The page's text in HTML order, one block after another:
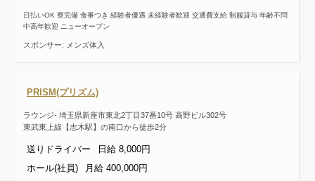
日払いOK 寮完備 食事つき 経験者優遇 未経験者歓迎 交通費支給 制服貸与 年齢不問
中高年歓迎 ニューオープン
スポンサー: メンズ体入
PRISM(プリズム)
ラウンジ- 埼玉県新座市東北2丁目37番10号 高野ビル302号
東武東上線【志木駅】の南口から徒歩2分
送りドライバー
日給 8,000円
ホール(社員)
月給 400,000円